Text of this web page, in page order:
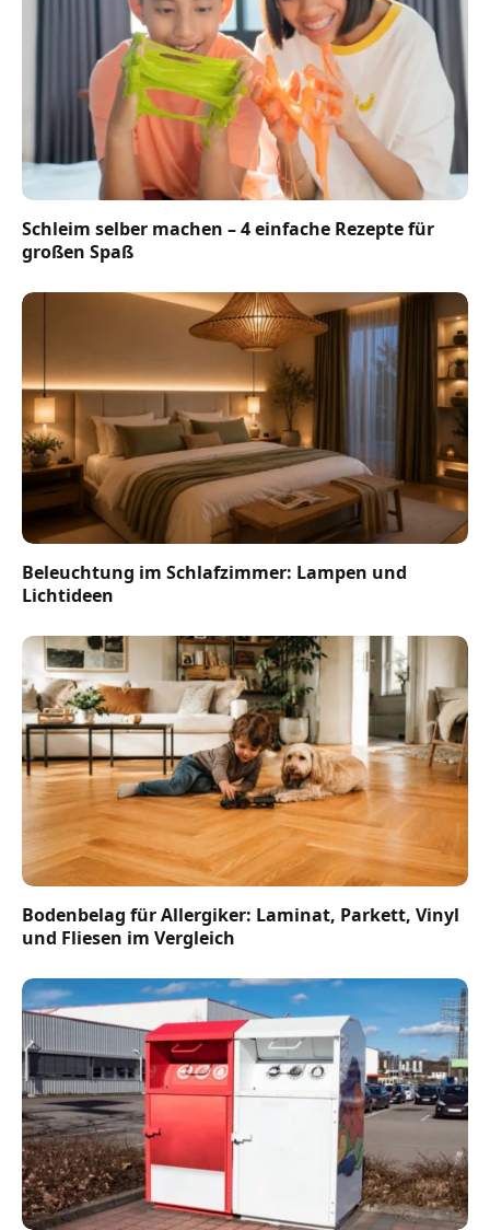
Schleim selber machen – 4 einfache Rezepte für
großen Spaß
Beleuchtung im Schlafzimmer: Lampen und
Lichtideen
Bodenbelag für Allergiker: Laminat, Parkett, Vinyl
und Fliesen im Vergleich